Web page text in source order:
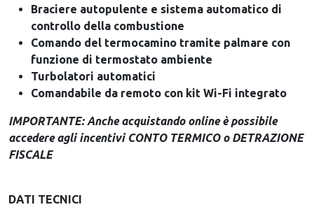
Braciere autopulente e sistema automatico di
controllo della combustione
Comando del termocamino tramite palmare con
funzione di termostato ambiente
Turbolatori automatici
Comandabile da remoto con kit Wi-Fi integrato
IMPORTANTE: Anche acquistando online è possibile
accedere agli incentivi CONTO TERMICO o DETRAZIONE
FISCALE
DATI TECNICI